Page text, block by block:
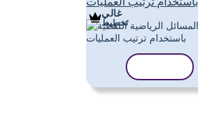
غالي
تَخطِيط